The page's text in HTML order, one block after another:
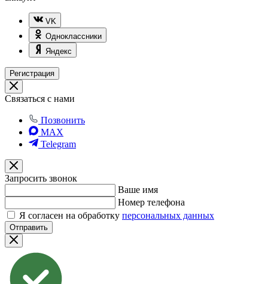
VK
Одноклассники
Яндекс
Регистрация
Связаться с нами
Позвонить
MAX
Telegram
Запросить звонок
Ваше имя
Номер телефона
Я согласен на обработку персональных данных
Отправить